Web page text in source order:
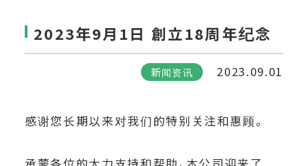
2023年9月1日 創立18周年纪念
新闻资讯 2023.09.01
感谢您长期以来对我们的特别关注和惠顾。